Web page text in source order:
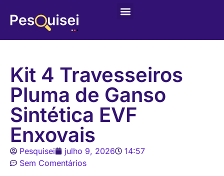
Kit 4 Travesseiros
Pluma de Ganso
Sintética EVF
Enxovais
Pesquisei julho 9, 2026
14:57
Sem Comentários